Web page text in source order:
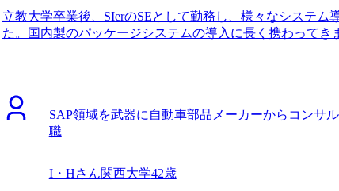
つながり、面接対策にも役立ちました。 今回の転職活動を
験の市場価値が非常に高いということを改めて認識しまし
ンなので、実際大手ファームから相手にされるか不安だっ
正直なところロジカルシンキングは現時点では苦手だなと
はいえ上流に携わるなら必須のスキルですし、今後のキャ
うになりたいので、最優先事項として取り組みたいと思
鍛えることも考えています。 転職前は年収350万円、転職
と考えています。
立教大学卒業後、SIerのSEとして勤務し、様々なシステム
た。国内製のパッケージシステムの導入に長く携わってき
後はグローバル案件にも携わっていきたいと思い、SAPを
ションを探し始めました。現職ではSAPのプロジェクトは
ため、転職する必要があったという背景があります。 他の
転職しても良かったのですが、グローバル案件に積極的に
が、SAP経験者への転職支援経験が非常に豊富な方だった
ました。転職活動のみなら自力でもできると思いましたが
SAP領域を武器に自動車部品メーカーからコンサ
職
I・Hさん関西大学42歳